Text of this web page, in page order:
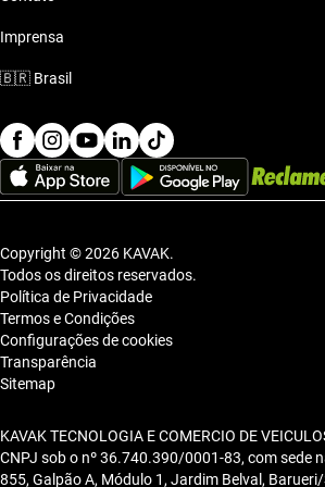
Imprensa
🇧🇷 Brasil
Copyright © 2026 KAVAK.
Todos os direitos reservados.
Política de Privacidade
Termos e Condições
Configurações de cookies
Transparência
Sitemap
KAVAK TECNOLOGIA E COMERCIO DE
CNPJ sob o nº 36.740.390/0001-83, com sede
855, Galpão A, Módulo 1, Jardim Belval, Barueri/